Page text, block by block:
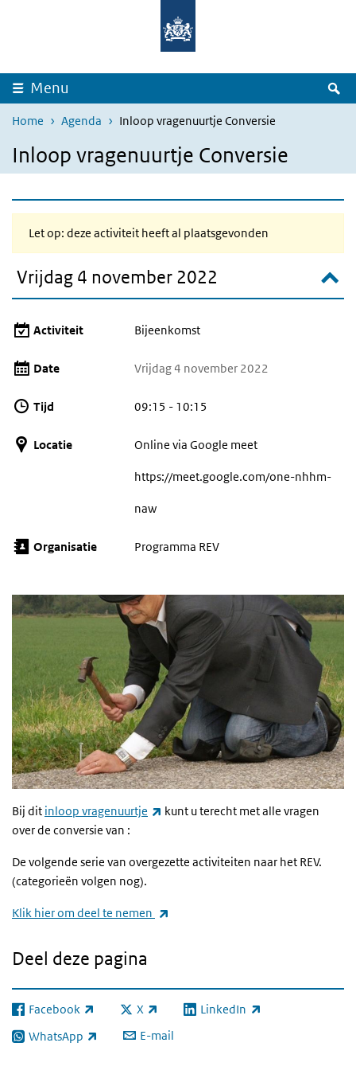
Overslaan en naar de inhoud gaan
Menu
Home Agenda Inloop vragenuurtje Conversie
Inloop vragenuurtje Conversie
Bij dit inloop vragenuurtje (externe link)
kunt u terecht met alle vragen
over de conversie van :
De volgende serie van overgezette activiteiten naar het REV.
(categorieën volgen nog).
Klik hier om deel te nemen
Let op: deze activiteit heeft al plaatsgevonden
Vrijdag 4 november 2022
Activiteit Bijeenkomst
Date Vrijdag 4 november 2022
Tijd 09:15 - 10:15
Locatie Online via Google meet
https://meet.google.com/one-nhhm-
naw
Organisatie Programma REV
Deel deze pagina
Facebook
(externe link) X
(externe link) LinkedIn
(externe link)
WhatsApp
(externe link) E-mail